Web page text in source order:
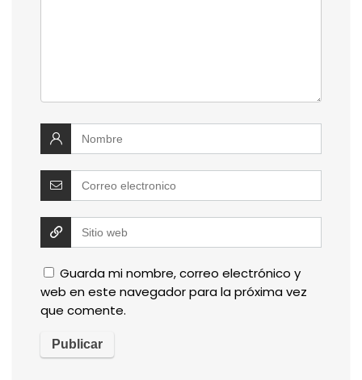
Guarda mi nombre, correo electrónico y
web en este navegador para la próxima vez
que comente.